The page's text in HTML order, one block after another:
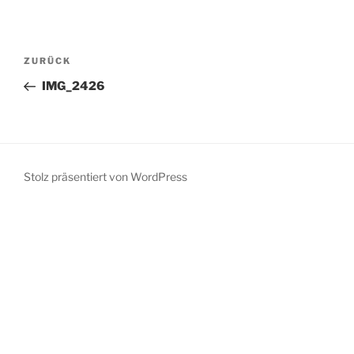
Beitragsnavigation
Vorheriger
Beitrag
ZURÜCK
IMG_2426
Stolz präsentiert von WordPress